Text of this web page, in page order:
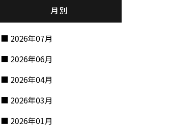
月別
2026年07月
2026年06月
2026年04月
2026年03月
2026年01月